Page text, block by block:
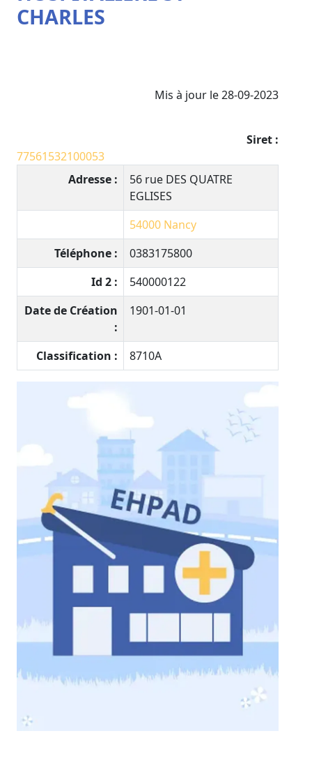
CHARLES
Mis à jour le 28-09-2023
Siret :
77561532100053
Adresse :
56 rue DES QUATRE
EGLISES
54000 Nancy
Téléphone :
0383175800
Id 2 :
540000122
Date de Création
:
1901-01-01
Classification : 8710A